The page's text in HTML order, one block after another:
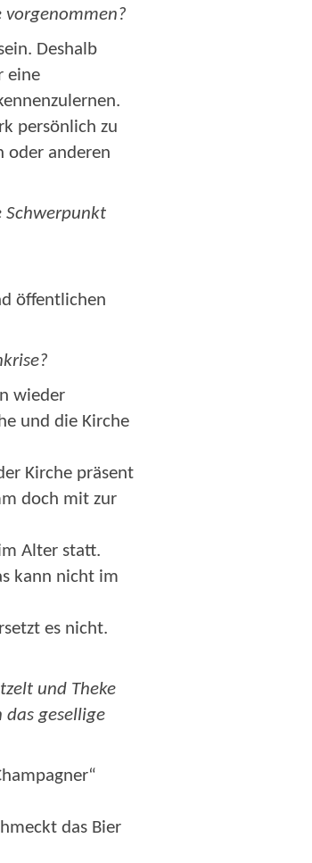
vorgenommen?
Deshalb
eine
persönlich zu
oder anderen
Schwerpunkt
öffentlichen
wieder
und die Kirche
Kirche präsent
doch mit zur
Alter statt.
kann nicht im
es nicht.
und Theke
gesellige
das Bier